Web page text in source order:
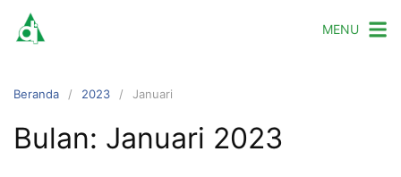
Langsung
MENU
Beranda 2023 Januari
Bulan: Januari 2023